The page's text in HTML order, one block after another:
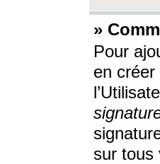
»
Pour
en créer
sur tous